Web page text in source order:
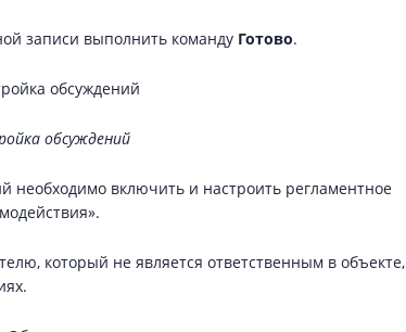
записи выполнить команду Готово.
обсуждений
необходимо включить и настроить регламентное
который не является ответственным в объекте,